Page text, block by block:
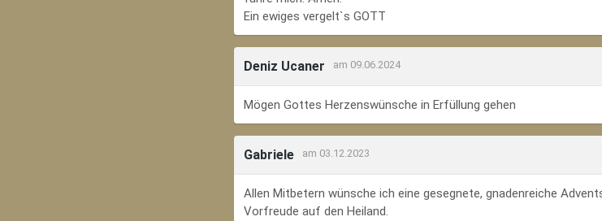
Ein ewiges vergelt`s GOTT
Deniz Ucaner am 09.06.2024
Mögen Gottes Herzenswünsche in Erfüllung gehen
Gabriele am 03.12.2023
Allen Mitbetern wünsche ich eine gesegnete, gnadenreiche
Vorfreude auf den Heiland.